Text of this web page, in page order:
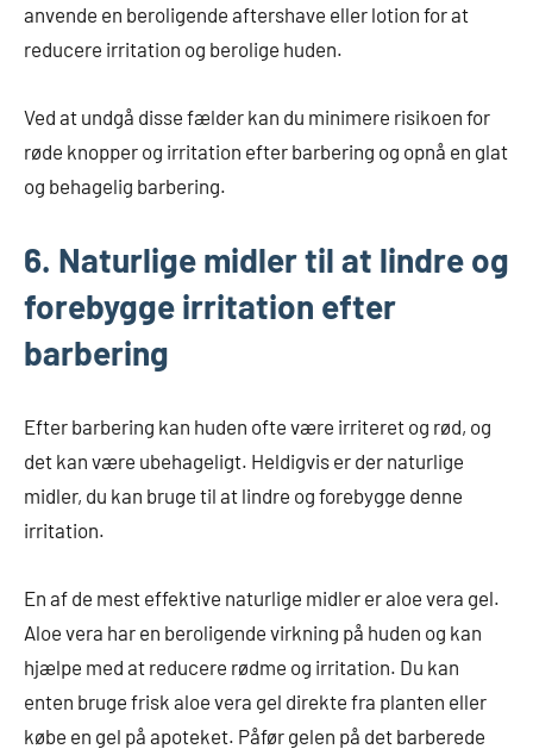
anvende en beroligende aftershave eller lotion for at
reducere irritation og berolige huden.
Ved at undgå disse fælder kan du minimere risikoen for
røde knopper og irritation efter barbering og opnå en glat
og behagelig barbering.
6. Naturlige midler til at lindre og
forebygge irritation efter
barbering
Efter barbering kan huden ofte være irriteret og rød, og
det kan være ubehageligt. Heldigvis er der naturlige
midler, du kan bruge til at lindre og forebygge denne
irritation.
En af de mest effektive naturlige midler er aloe vera gel.
Aloe vera har en beroligende virkning på huden og kan
hjælpe med at reducere rødme og irritation. Du kan
enten bruge frisk aloe vera gel direkte fra planten eller
købe en gel på apoteket. Påfør gelen på det barberede